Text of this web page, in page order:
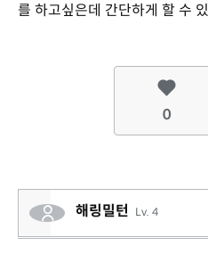
를 하고싶은데 간단하게 할 수
0
해링밀턴 Lv. 4